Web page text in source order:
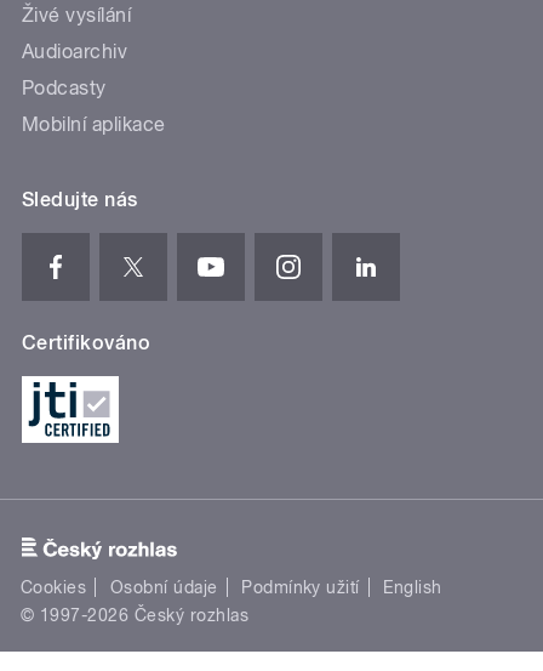
Živé vysílání
Audioarchiv
Podcasty
Mobilní aplikace
Sledujte nás
Certifikováno
Cookies Osobní údaje Podmínky užití
English
© 1997-2026 Český rozhlas